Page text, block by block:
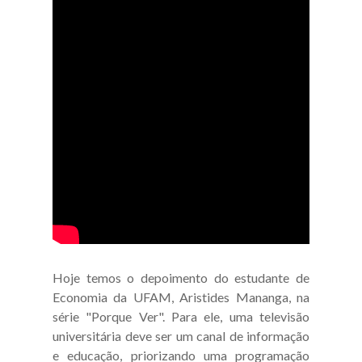
Hoje temos o depoimento do estudante de
Economia da UFAM, Aristides Mananga, na
série "Porque Ver". Para ele, uma televisão
universitária deve ser um canal de informação
e educação, priorizando uma programação